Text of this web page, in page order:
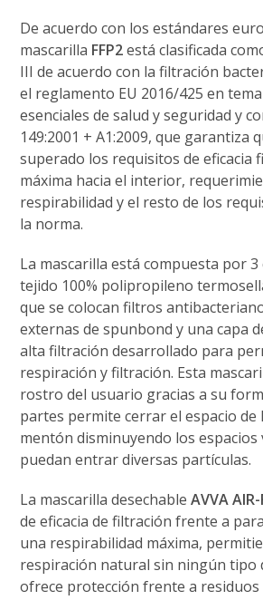
De acuerdo con los estándares
mascarilla FFP2está clasificada
III de acuerdo con la filtración
el reglamento EU 2016/425 en
esenciales de salud y seguridad y
149:2001 + A1:2009, que garantiza
superado los requisitos de eficacia
máxima hacia el interior,
respirabilidad y el resto de los
la norma.
La mascarilla está compuesta por
tejido 100% polipropileno
que se colocan filtros
externas de spunbond y una capa
alta filtración desarrollado para
respiración y filtración. Esta
rostro del usuario gracias a su
partes permite cerrar el espacio de
mentón disminuyendo los espacios
puedan entrar diversas partículas.
La mascarilla desechableAVVA
de eficacia de filtración frente a
una respirabilidad máxima,
respiración natural sin ningún tipo
ofrece protección frente a residuos